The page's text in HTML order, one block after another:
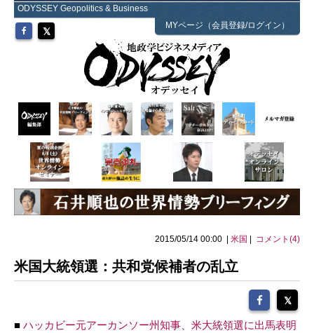
ODYSSEY Geopolitics & Business
MYページ（会員登録/ログイン）
2015/05/14 00:00 | 米国 コメント(4)
米国大統領選：共和党候補者の乱立
■ ハッカビー元アーカンソー州知事、米大統領選に出馬表明